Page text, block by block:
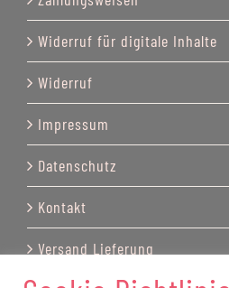
Widerruf für digitale Inhalte
Widerruf
Impressum
Datenschutz
Kontakt
Versand Lieferung